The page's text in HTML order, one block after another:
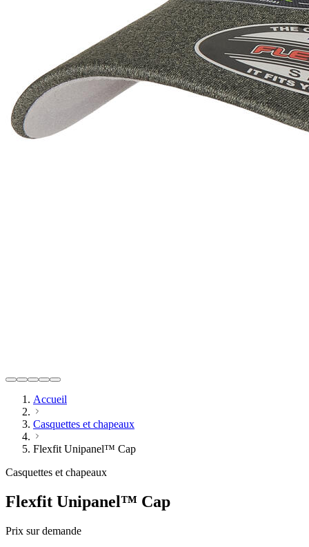
Accueil
Casquettes et chapeaux
Flexfit Unipanel™ Cap
Casquettes et chapeaux
Flexfit Unipanel™ Cap
Prix sur demande